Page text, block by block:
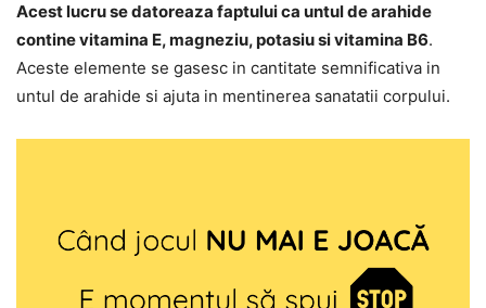
Acest lucru se datoreaza faptului ca untul de arahide
contine vitamina E, magneziu, potasiu si vitamina B6.
Aceste elemente se gasesc in cantitate semnificativa in
untul de arahide si ajuta in mentinerea sanatatii corpului.